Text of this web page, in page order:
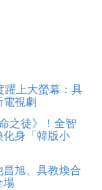
躍上大螢幕：具
電視劇
之徒》！全智
身「韓版小
昌旭、具教煥合
場